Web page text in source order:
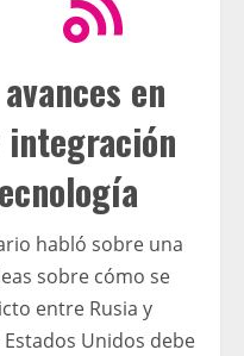
en
habló sobre una
sobre cómo se
entre Rusia y
Unidos debe